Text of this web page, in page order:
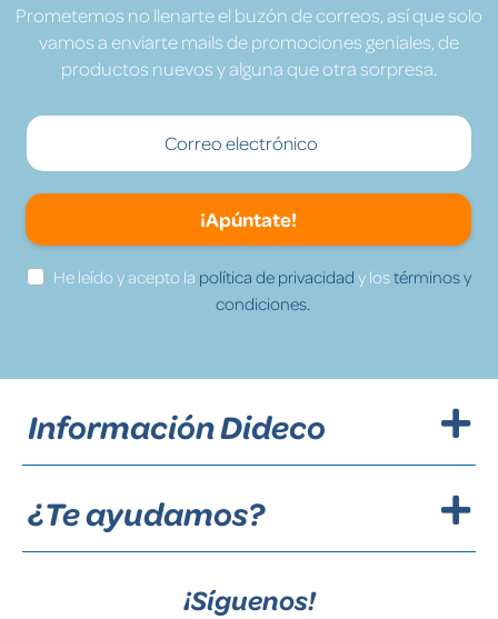
Prometemos no llenarte el buzón de correos, así que solo
vamos a enviarte mails de promociones geniales, de
productos nuevos y alguna que otra sorpresa.
¡Apúntate!
He leído y acepto la política de privacidad y lostérminos y
condiciones.
Información Dideco
¿Te ayudamos?
¡Síguenos!